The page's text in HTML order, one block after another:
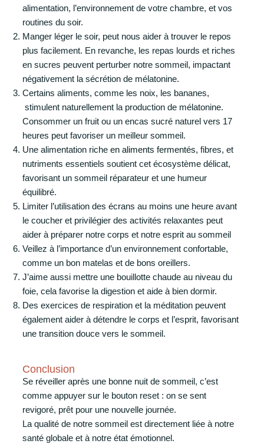
alimentation, l’environnement de votre chambre, et vos
routines du soir.
Manger léger le soir, peut nous aider à trouver le repos
plus facilement. En revanche, les repas lourds et riches
en sucres peuvent perturber notre sommeil, impactant
négativement la sécrétion de mélatonine.
Certains aliments, comme les noix, les bananes,
stimulent naturellement la production de mélatonine.
Consommer un fruit ou un encas sucré naturel vers 17
heures peut favoriser un meilleur sommeil.
Une alimentation riche en aliments fermentés, fibres, et
nutriments essentiels soutient cet écosystème délicat,
favorisant un sommeil réparateur et une humeur
équilibré.
Limiter l’utilisation des écrans au moins une heure avant
le coucher et privilégier des activités relaxantes peut
aider à préparer notre corps et notre esprit au sommeil
Veillez à l’importance d’un environnement confortable,
comme un bon matelas et de bons oreillers.
J’aime aussi mettre une bouillotte chaude au niveau du
foie, cela favorise la digestion et aide à bien dormir.
Des exercices de respiration et la méditation peuvent
également aider à détendre le corps et l’esprit, favorisant
une transition douce vers le sommeil.
Conclusion
Se réveiller après une bonne nuit de sommeil, c’est
comme appuyer sur le bouton reset : on se sent
revigoré, prêt pour une nouvelle journée.
La qualité de notre sommeil est directement liée à notre
santé globale et à notre état émotionnel.